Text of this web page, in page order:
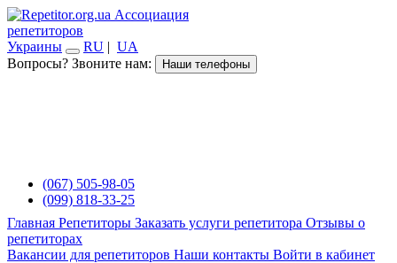
Ассоциация
репетиторов
Украины
RU | UA
Вопросы? Звоните нам:
Наши телефоны
(067) 505-98-05
(099) 818-33-25
Главная Репетиторы Заказать услуги репетитора Отзывы о
репетиторах
Вакансии для репетиторов Наши контакты Войти в кабинет